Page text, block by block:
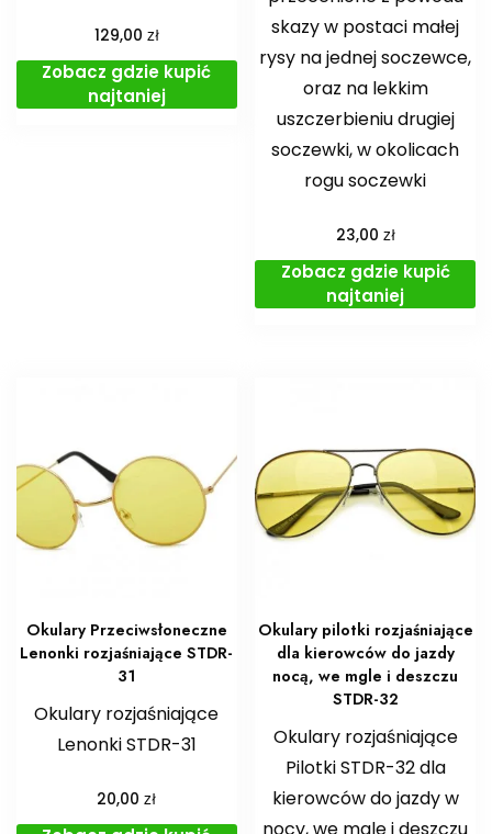
129,00 zł
Zobacz gdzie kupić
najtaniej
skazy w postaci małej
rysy na jednej soczewce,
oraz na lekkim
uszczerbieniu drugiej
soczewki, w okolicach
rogu soczewki
23,00 zł
Zobacz gdzie kupić
najtaniej
Okulary Przeciwsłoneczne
Lenonki rozjaśniające STDR-
31
Okulary rozjaśniające
Lenonki STDR-31
20,00zł
Okulary pilotki rozjaśniające
dla kierowców do jazdy
nocą, we mgle i deszczu
STDR-32
Okulary rozjaśniające
Pilotki STDR-32 dla
kierowców do jazdy w
nocy, we mgle i deszczu